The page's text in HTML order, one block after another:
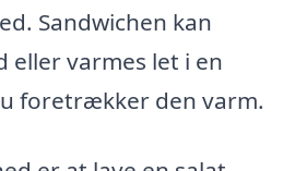
Sandwichen kan
eller varmes let i en
foretrækker den varm.